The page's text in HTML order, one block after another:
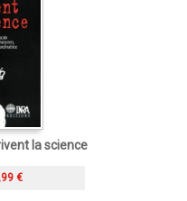
la science
€